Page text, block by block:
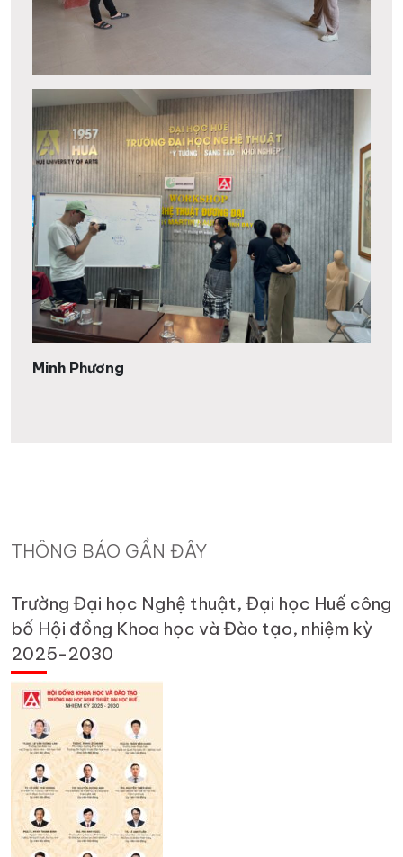
Minh Phương
THÔNG BÁO GẦN ĐÂY
Trường Đại học Nghệ thuật, Đại học Huế công
bố Hội đồng Khoa học và Đào tạo, nhiệm kỳ
2025-2030